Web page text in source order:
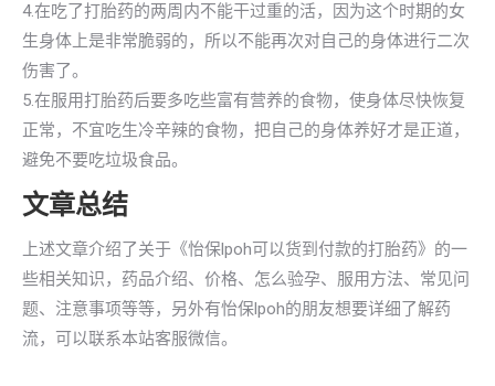
4.在吃了打胎药的两周内不能干过重的活，因为这个时期的女
生身体上是非常脆弱的，所以不能再次对自己的身体进行二次
伤害了。
5.在服用打胎药后要多吃些富有营养的食物，使身体尽快恢复
正常，不宜吃生冷辛辣的食物，把自己的身体养好才是正道，
避免不要吃垃圾食品。
文章总结
上述文章介绍了关于《怡保lpoh可以货到付款的打胎药》的一
些相关知识，药品介绍、价格、怎么验孕、服用方法、常见问
题、注意事项等等，另外有怡保lpoh的朋友想要详细了解药
流，可以联系本站客服微信。